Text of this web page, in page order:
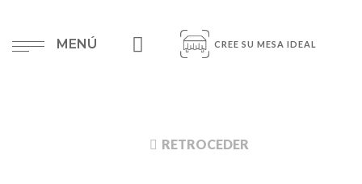
MENÚ CREE SU MESA IDEAL
RETROCEDER